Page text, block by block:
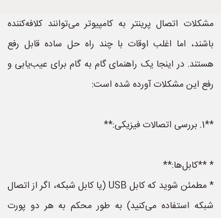
مشکلات اتصال پرینتر به کامپیوتر می‌توانند کلافه‌کننده
باشند، اما اغلب اوقات با چند راه حل ساده قابل رفع
هستند. در اینجا یک راهنمای گام به گام برای عیب‌یابی و
رفع این مشکلات آورده شده است:
**1. بررسی اتصالات فیزیکی:**
* **کابل‌ها:**
* مطمئن شوید که کابل USB (یا کابل شبکه، اگر از اتصال
شبکه استفاده می‌کنید) به طور محکم به هر دو پورت